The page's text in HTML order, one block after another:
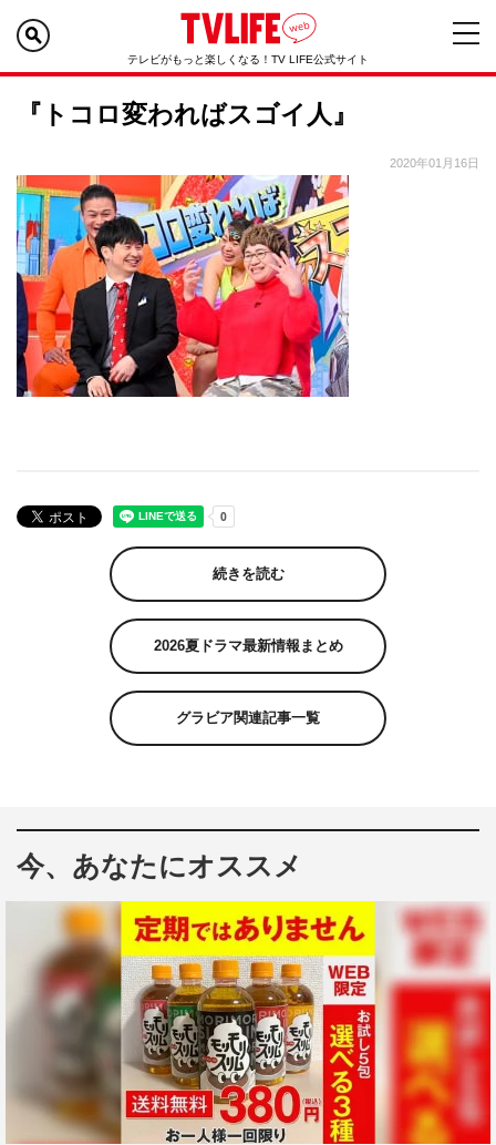
テレビがもっと楽しくなる！TV LIFE公式サイト
『トコロ変わればスゴイ人』
2020年01月16日
続きを読む
2026夏ドラマ最新情報まとめ
グラビア関連記事一覧
今、あなたにオススメ